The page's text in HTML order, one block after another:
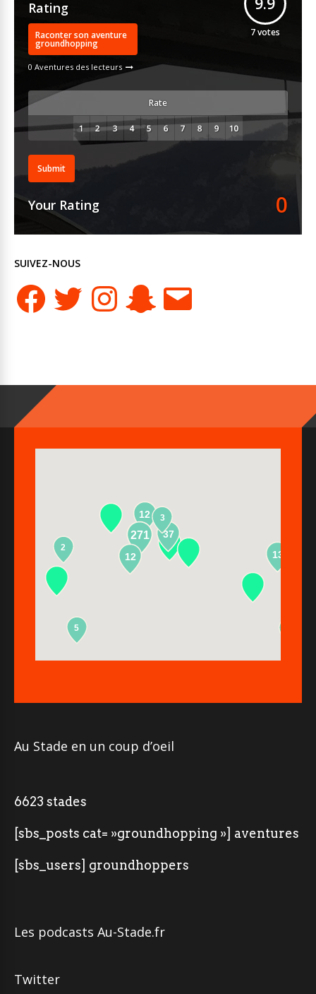
Rating
Raconter son aventure
groundhopping
0 Aventures des lecteurs
7votes
Rate
Submit
Your Rating 0
SUIVEZ-NOUS
FacebookTwitter InstagramSnapchatE-
mail
12
271
13
37
2
5
12
3
Au Stade en un coup d’oeil
6623 stades
[sbs_posts cat= »groundhopping »] aventures
[sbs_users] groundhoppers
Les podcasts Au-Stade.fr
Twitter